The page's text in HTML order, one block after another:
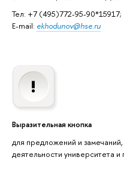
Тел: +7 (495)772-95-90*15917;
E-mail: ekhodunov@hse.ru
Выразительная кнопка
для предложений и
деятельности университета